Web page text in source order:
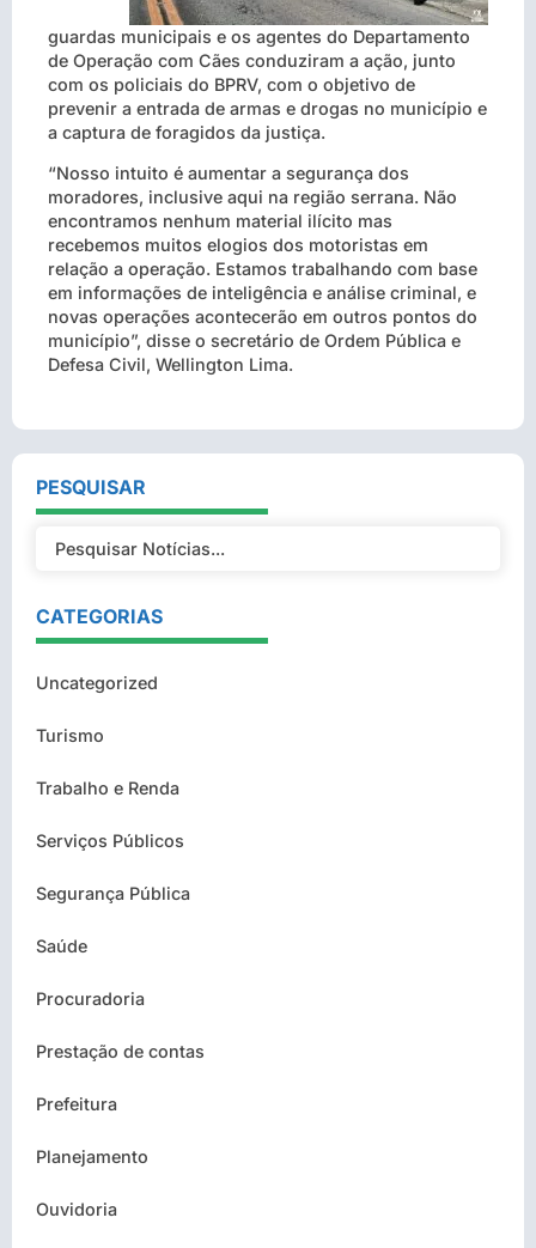
guardas municipais e os agentes do Departamento
de Operação com Cães conduziram a ação, junto
com os policiais do BPRV, com o objetivo de
prevenir a entrada de armas e drogas no município e
a captura de foragidos da justiça.
“Nosso intuito é aumentar a segurança dos
moradores, inclusive aqui na região serrana. Não
encontramos nenhum material ilícito mas
recebemos muitos elogios dos motoristas em
relação a operação. Estamos trabalhando com base
em informações de inteligência e análise criminal, e
novas operações acontecerão em outros pontos do
município”, disse o secretário de Ordem Pública e
Defesa Civil, Wellington Lima.
PESQUISAR
CATEGORIAS
Uncategorized
Turismo
Trabalho e Renda
Serviços Públicos
Segurança Pública
Saúde
Procuradoria
Prestação de contas
Prefeitura
Planejamento
Ouvidoria